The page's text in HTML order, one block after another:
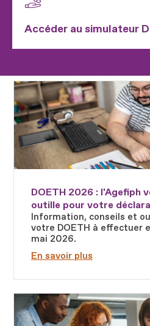
Accéder au simulateur
DOETH 2026 : l'Agefiph
outille pour votre
Information, conseils et
votre DOETH à effectuer
mai 2026.
En savoir plus
Fichier
Fichier